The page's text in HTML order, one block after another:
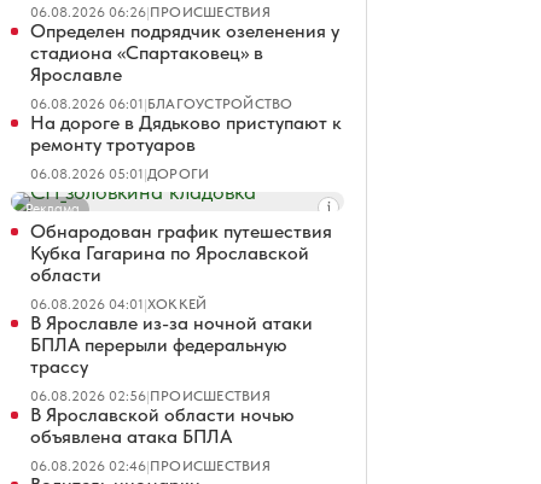
06.08.2026 06:26|ПРОИСШЕСТВИЯ
Определен подрядчик озеленения у
стадиона «Спартаковец» в
Ярославле
06.08.2026 06:01|БЛАГОУСТРОЙСТВО
На дороге в Дядьково приступают к
ремонту тротуаров
06.08.2026 05:01|ДОРОГИ
Реклама
Обнародован график путешествия
Кубка Гагарина по Ярославской
области
06.08.2026 04:01|ХОККЕЙ
В Ярославле из-за ночной атаки
БПЛА перерыли федеральную
трассу
06.08.2026 02:56|ПРОИСШЕСТВИЯ
В Ярославской области ночью
объявлена атака БПЛА
06.08.2026 02:46|ПРОИСШЕСТВИЯ